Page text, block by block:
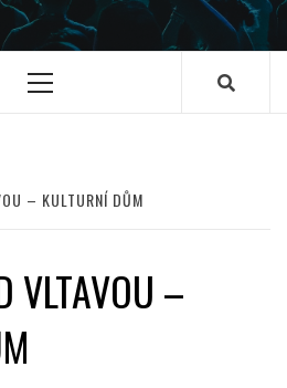
Primary
– KULTURNÍ DŮM
VLTAVOU –